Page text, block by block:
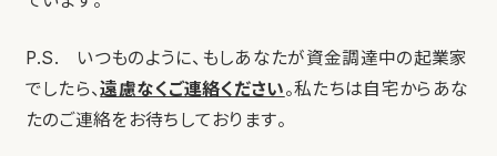
P.S. いつものように、もしあなたが資金調達中の起業家
でしたら、遠慮なくご連絡ください。私たちは自宅からあな
たのご連絡をお待ちしております。